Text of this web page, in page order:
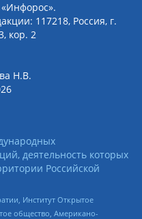
117218, Россия, г.
кор. 2
Н.В.
деятельность которых
Российской
Институт Открытое
общество, Американо-